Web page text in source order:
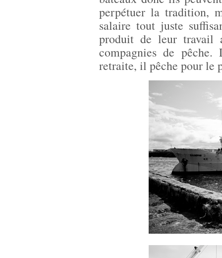
perpétuer la tradition,
salaire tout juste
produit de leur travail
compagnies de
retraite, il pêche pour le